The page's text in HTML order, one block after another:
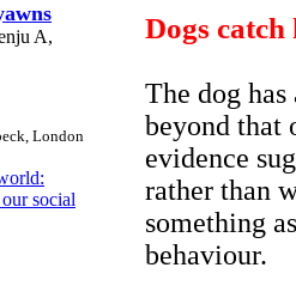
A,
London
social
Dogs
The dog
beyond that
evidence
rather than
something
behaviour.